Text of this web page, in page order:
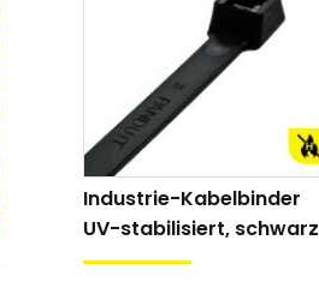
Industrie-Kabelbinder
UV-stabilisiert, schwarz